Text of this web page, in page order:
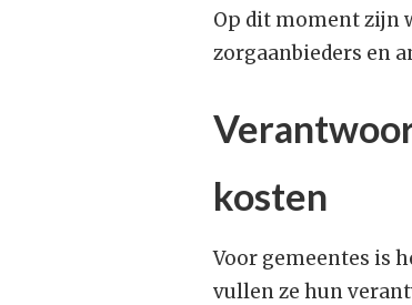
Op dit moment zijn
zorgaanbieders en
kosten
Voor gemeentes is
vullen ze hun